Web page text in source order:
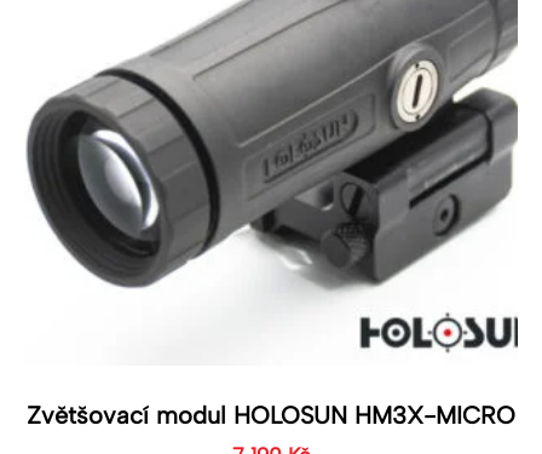
Zvětšovací modul HOLOSUN HM3X-MICRO